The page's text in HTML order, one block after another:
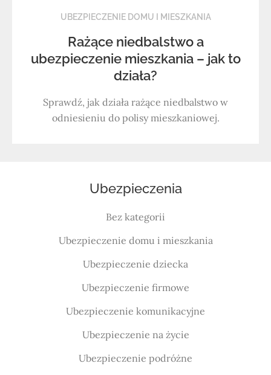
UBEZPIECZENIE DOMU I MIESZKANIA
Rażące niedbalstwo a
ubezpieczenie mieszkania – jak to
działa?
Sprawdź, jak działa rażące niedbalstwo w
odniesieniu do polisy mieszkaniowej.
Ubezpieczenia
Bez kategorii
Ubezpieczenie domu i mieszkania
Ubezpieczenie dziecka
Ubezpieczenie firmowe
Ubezpieczenie komunikacyjne
Ubezpieczenie na życie
Ubezpieczenie podróżne